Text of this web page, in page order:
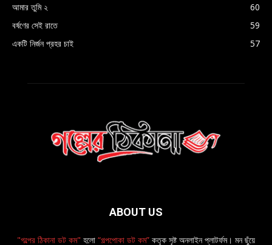
আমার তুমি ২
60
বর্ষণের সেই রাতে
59
একটি নির্জন প্রহর চাই
57
ABOUT US
"গল্পের ঠিকানা ডট কম" হলো “গল্পপোকা ডট কম” কতৃক সৃষ্ট অনলাইন প্লাটর্ফম। মন ছুঁয়ে